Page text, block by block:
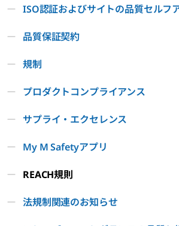
ISO認証およびサイトの品質セルフ
品質保証契約
規制
プロダクトコンプライアンス
サプライ・エクセレンス
My M Safetyアプリ
REACH規則
法規制関連のお知らせ